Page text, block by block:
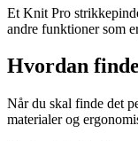
Et Knit Pro
andre funktioner som
Hvordan
Når du skal finde det
materialer og